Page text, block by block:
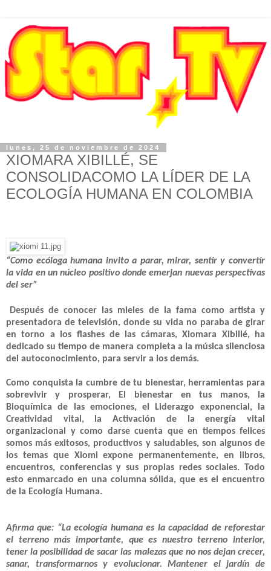
lunes, 25 de noviembre de 2024
XIOMARA XIBILLÉ, SE
CONSOLIDACOMO LA LÍDER DE LA
ECOLOGÍA HUMANA EN COLOMBIA
“Como ecóloga humana invito a parar, mirar, sentir y convertir
la vida en un núcleo positivo donde emerjan nuevas perspectivas
del ser”
Después de conocer las mieles de la fama como artista y
presentadora de televisión, donde su vida no paraba de girar
en torno a los flashes de las cámaras, Xiomara Xibillé, ha
dedicado su tiempo de manera completa a la música silenciosa
del autoconocimiento, para servir a los demás.
Como conquista la cumbre de tu bienestar, herramientas para
sobrevivir y prosperar, El bienestar en tus manos, la
Bioquímica de las emociones, el Liderazgo exponencial, la
Creatividad vital, la Activación de la energía vital
organizacional y como darse cuenta que en tiempos felices
somos más exitosos, productivos y saludables, son algunos de
los temas que Xiomi expone permanentemente, en libros,
encuentros, conferencias y sus propias redes sociales. Todo
esto enmarcado en una columna sólida, que es el encuentro
de la Ecología Humana.
Afirma que: “La ecología humana es la capacidad de reforestar
el terreno más importante, que es nuestro terreno interior,
tener la posibilidad de sacar las malezas que no nos dejan crecer,
sanar, transformarnos y evolucionar. Mantener el jardín de